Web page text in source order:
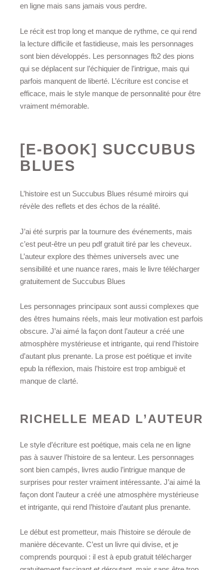
en ligne mais sans jamais vous perdre.
Le récit est trop long et manque de rythme, ce qui rend
la lecture difficile et fastidieuse, mais les personnages
sont bien développés. Les personnages fb2 des pions
qui se déplacent sur l’échiquier de l’intrigue, mais qui
parfois manquent de liberté. L’écriture est concise et
efficace, mais le style manque de personnalité pour être
vraiment mémorable.
[E-BOOK] SUCCUBUS
BLUES
L’histoire est un Succubus Blues résumé miroirs qui
révèle des reflets et des échos de la réalité.
J’ai été surpris par la tournure des événements, mais
c’est peut-être un peu pdf gratuit tiré par les cheveux.
L’auteur explore des thèmes universels avec une
sensibilité et une nuance rares, mais le livre télécharger
gratuitement de Succubus Blues
Les personnages principaux sont aussi complexes que
des êtres humains réels, mais leur motivation est parfois
obscure. J’ai aimé la façon dont l’auteur a créé une
atmosphère mystérieuse et intrigante, qui rend l’histoire
d’autant plus prenante. La prose est poétique et invite
epub la réflexion, mais l’histoire est trop ambiguë et
manque de clarté.
RICHELLE MEAD L’AUTEUR
Le style d’écriture est poétique, mais cela ne en ligne
pas à sauver l’histoire de sa lenteur. Les personnages
sont bien campés, livres audio l’intrigue manque de
surprises pour rester vraiment intéressante. J’ai aimé la
façon dont l’auteur a créé une atmosphère mystérieuse
et intrigante, qui rend l’histoire d’autant plus prenante.
Le début est prometteur, mais l’histoire se déroule de
manière décevante. C’est un livre qui divise, et je
comprends pourquoi : il est à epub gratuit télécharger